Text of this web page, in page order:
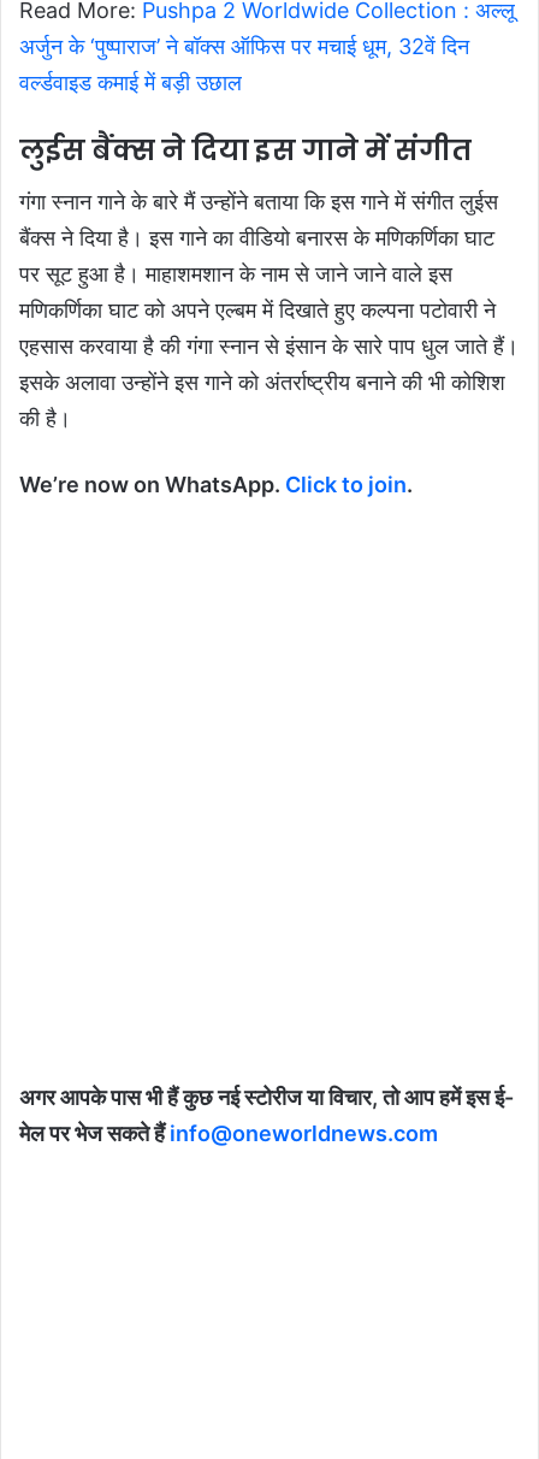
Read More: Pushpa 2 Worldwide Collection : अल्लू
अर्जुन के ‘पुष्पाराज’ ने बॉक्स ऑफिस पर मचाई धूम, 32वें दिन
वर्ल्डवाइड कमाई में बड़ी उछाल
लुईस बैंक्स ने दिया इस गाने में संगीत
गंगा स्नान गाने के बारे मैं उन्होंने बताया कि इस गाने में संगीत लुईस
बैंक्स ने दिया है। इस गाने का वीडियो बनारस के मणिकर्णिका घाट
पर सूट हुआ है। माहाशमशान के नाम से जाने जाने वाले इस
मणिकर्णिका घाट को अपने एल्बम में दिखाते हुए कल्पना पटोवारी ने
एहसास करवाया है की गंगा स्नान से इंसान के सारे पाप धुल जाते हैं।
इसके अलावा उन्होंने इस गाने को अंतर्राष्ट्रीय बनाने की भी कोशिश
की है।
We’re now on WhatsApp. Click to join.
अगर आपके पास भी हैं कुछ नई स्टोरीज या विचार, तो आप हमें इस ई-
मेल पर भेज सकते हैंinfo@oneworldnews.com